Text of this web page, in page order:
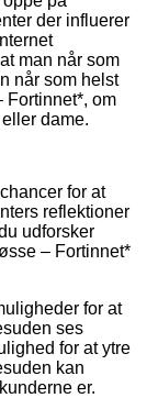
der influerer
man når som
når som helst
Fortinnet*, om
dame.
for at
reflektioner
udforsker
– Fortinnet*
for at
ses
for at ytre
kan
er.